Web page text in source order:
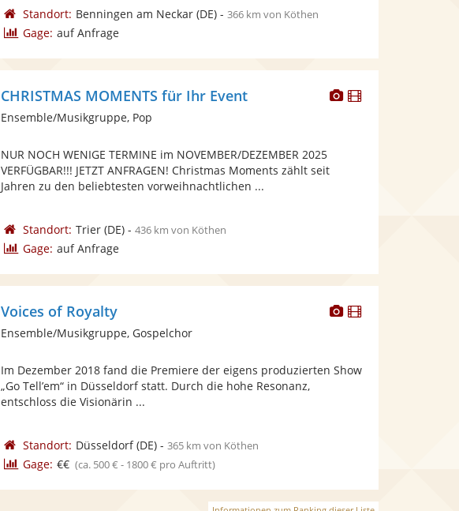
Standort: Benningen am Neckar(DE)- 366 km von Köthen
Gage: auf Anfrage
DieserDieser
CHRISTMAS MOMENTS für Ihr Event
Ensemble/Musikgruppe, Pop
NUR NOCH WENIGE TERMINE im NOVEMBER/DEZEMBER 2025
VERFÜGBAR!!! JETZT ANFRAGEN! Christmas Moments zählt seit
Jahren zu den beliebtesten vorweihnachtlichen ...
Standort: Trier(DE)- 436 km von Köthen
Gage: auf Anfrage
Dieser
bereit.
Dieser
Voices of Royalty
Ensemble/Musikgruppe, Gospelchor
Im Dezember 2018 fand die Premiere der eigens produzierten Show
„Go Tell’em“ in Düsseldorf statt. Durch die hohe Resonanz,
entschloss die Visionärin ...
Standort: Düsseldorf(DE)- 365 km von Köthen
Gage: €€ (ca. 500 € - 1800 € pro Auftritt)